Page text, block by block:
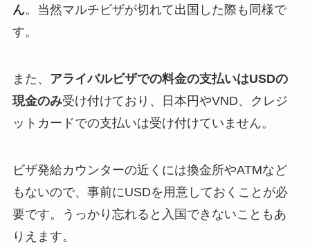
ん。当然マルチビザが切れて出国した際も同様で
す。
また、 アライバルビザでの料金の支払いはUSDの
現金のみ受け付けており、日本円やVND、クレジ
ットカードでの支払いは受け付けていません。
ビザ発給カウンターの近くには換金所やATMなど
もないので、事前にUSDを用意しておくことが必
要です。うっかり忘れると入国できないこともあ
りえます。